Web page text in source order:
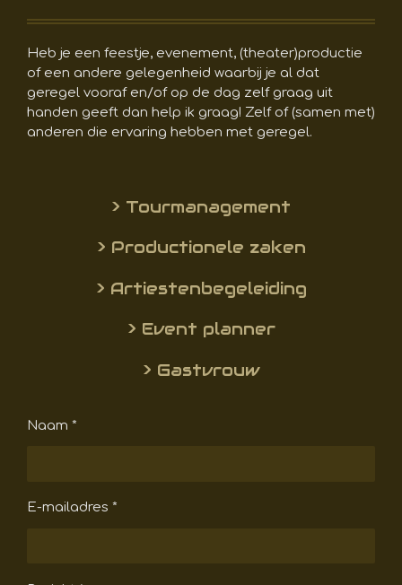
Heb je een feestje, evenement, (theater)productie
of een andere gelegenheid waarbij je al dat
geregel vooraf en/of op de dag zelf graag uit
handen geeft dan help ik graag! Zelf of (samen met)
anderen die ervaring hebben met geregel.
> Tourmanagement
> Productionele zaken
> Artiestenbegeleiding
> Event planner
> Gastvrouw
Naam *
E-mailadres *